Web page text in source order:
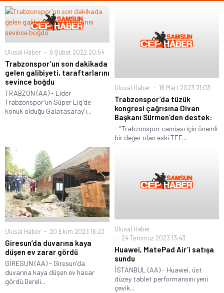
Ulusal Haber 9 Şubat 2022 20:54
Trabzonspor’un son dakikada
gelen galibiyeti, taraftarlarını
sevince boğdu
TRABZON (AA) - Lider
Trabzonspor'un Süper Lig'de
konuk olduğu Galatasaray'ı...
Ulusal Haber 16 Mart 2023 21:03
Trabzonspor’da tüzük
kongresi çağrısına Divan
Başkanı Sürmen’den destek:
- "Trabzonspor camiası için önemli
bir değer olan eski TFF...
Ulusal Haber 20 Ekim 2023 16:23
Giresun’da duvarına kaya
düşen ev zarar gördü
GİRESUN (AA) - Giresun'da
duvarına kaya düşen ev hasar
gördü.Dereli...
Ulusal Haber
24 Temmuz 2023 13:43
Huawei, MatePad Air’i satışa
sundu
İSTANBUL (AA) - Huawei, üst
düzey tablet performansını yeni
çevik...